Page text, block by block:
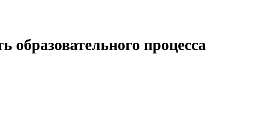
образовательного процесса